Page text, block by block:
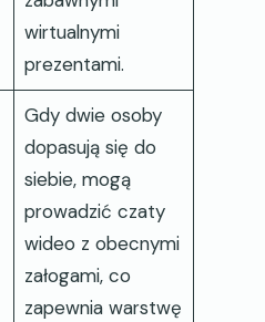
wirtualnymi
prezentami.
Gdy dwie osoby
dopasują się do
siebie, mogą
prowadzić czaty
wideo z obecnymi
załogami, co
zapewnia warstwę